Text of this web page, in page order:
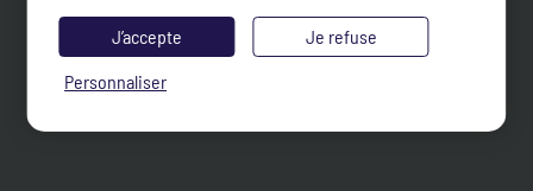
J’accepte
Je refuse
Personnaliser